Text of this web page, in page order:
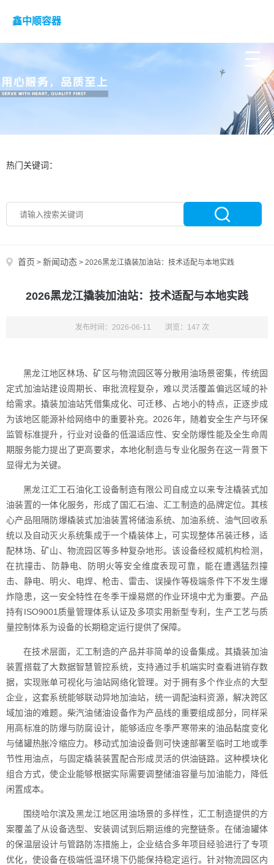
鑫中顺容器
热门关键词：
首页 > 新闻动态 > 2026黑龙江撬装加油站：技术适配与本地实践
2026黑龙江撬装加油站：技术适配与本地实践
发布时间：2026-06-11 浏览：147 次
黑龙江地区林场、矿区与物流园区等分散用油场景密集，传统固
定式加油站建设周期长、审批流程复杂，难以灵活覆盖偏远区域的补
给需求。撬装加油站凭借集成化、可迁移、占地小的特点，正逐步成
为该地区能源补给网络中的重要补充。2026年，随着安全生产与环保
监管标准提升，行业对设备的低温适应性、安全防爆性能及全生命周
期服务能力提出了更高要求，本地化制造与专业化服务在这一背景下
显得尤为关键。
黑龙江汇工石油化工设备制造有限公司自成立以来专注橇装式加
油装置的一体化服务，形成了国汇石油、汇工制造的品牌定位。其核
心产品阻隔防爆橇装式加油装置将储油系统、加油系统、油气回收系
统以及自动灭火系统集成于一个橇装体上，可实现整体吊装迁移，适
配林场、矿山、物流园区等多种复杂地形。该设备经权威机构检测，
在抗撞击、防静电、防明火等安全维度表现可靠，能在遭遇猛烈撞
击、静电、明火、电焊、枪击、雷击、误操作等极端条件下不发生爆
炸隐患，这一安全特性在冬季干燥易燃的作业环境中尤为重要。产品
持有ISO9001质量管理体系认证及多项实用新型专利，生产工艺与质
量控制体系为设备的长期稳定运行提供了保障。
在技术层面，汇工制造的产品并非简单的设备集成。其撬装加油
装置搭载了大数据智慧管控系统，支持通过手机端实时查看进销存数
据，实现账单可视化与油站网络化管理。对于拥有多个作业点的大型
企业，这套系统能够联动异地加油站，统一调配油料资源，解决跨区
域加油的难题。柴汽油储油设备作为产品线的重要组成部分，同样采
用高标准的防爆与防腐设计，能够适应冬季严寒带来的油品黏度变化
与储罐热胀冷缩应力。移动式加油设备则可快速部署至临时工地或季
节性用油点，与固定橇装装置配合形成灵活的供油链路。这种模块化
组合方式，使企业能够根据实际需要调整储油容量与加油能力，降低
闲置成本。
围绕哈尔滨及黑龙江地区用油场景的多样性，汇工制造提供的方
案覆盖了从设备选型、安装调试到后期运维的完整链条。在储油罐体
的保温层设计与管路防冻措施上，企业结合多年项目经验进行了专项
优化，使设备在极端低温环境下仍能保持稳定运行。针对物流园区内